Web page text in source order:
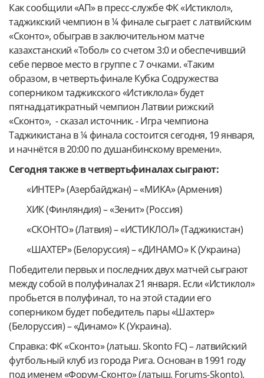
Как сообщили «АП» в пресс-службе ФК «Истиклол»,
таджикский чемпион в ¼ финале сыграет с латвийским
«Сконто», обыграв в заключительном матче
казахстанский «Тобол» со счетом 3:0 и обеспечивший
себе первое место в группе с 7 очками. «Таким
образом, в четвертьфинале Кубка Содружества
соперником таджикского «Истиклола» будет
пятнадцатикратный чемпион Латвии рижский
«Сконто», - сказал источник. - Игра чемпиона
Таджикистана в ¼ финала состоится сегодня, 19 января,
и начнётся в 20:00 по душанбинскому времени».
Сегодня также в четвертьфиналах сыграют:
«ИНТЕР» (Азербайджан) – «МИКА» (Армения)
ХИК (Финляндия) – «Зенит» (Россия)
«СКОНТО» (Латвия) – «ИСТИКЛОЛ» (Таджикистан)
«ШАХТЕР» (Белоруссия) – «ДИНАМО» К (Украина)
Победители первых и последних двух матчей сыграют
между собой в полуфиналах 21 января. Если «Истиклол»
пробьется в полуфинал, то на этой стадии его
соперником будет победитель пары «Шахтер»
(Белоруссия) – «Динамо» К (Украина).
Справка: ФК «Сконто» (латыш. Skonto FC) – латвийский
футбольный клуб из города Рига. Основан в 1991 году
под именем «Форум-Сконто» (латыш. Forums-Skonto).